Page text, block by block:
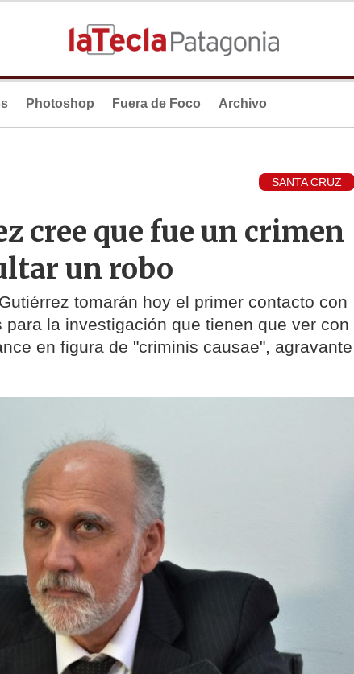
Photoshop Fuera de Foco Archivo
SANTA CRUZ
cree que fue un crimen
un robo
tomarán hoy el primer contacto con
la investigación que tienen que ver con
en figura de "criminis causae", agravante